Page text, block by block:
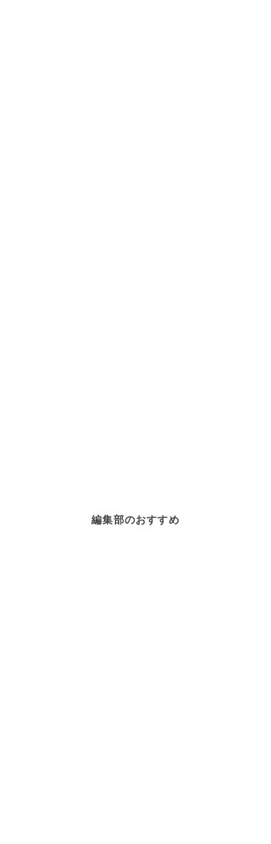
編集部のおすすめ